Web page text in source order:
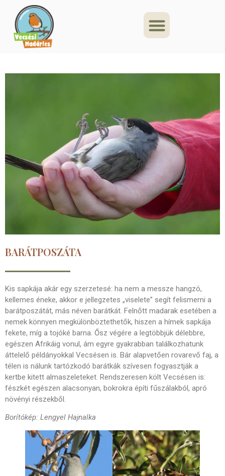
BARÁTPOSZÁTA
Kis sapkája akár egy szerzetesé: ha nem a messze hangzó,
kellemes éneke, akkor e jellegzetes „viselete” segít felismerni a
barátposzátát, más néven barátkát. Felnőtt madarak esetében a
nemek könnyen megkülönböztethetők, hiszen a hímek sapkája
fekete, míg a tojóké barna. Ősz végére a legtöbbjük délebbre,
egészen Afrikáig vonul, ám egyre gyakrabban találkozhatunk
áttelelő példányokkal Vecsésen is. Bár alapvetően rovarevő faj, a
télen is nálunk tartózkodó barátkák szívesen fogyasztják a
kertbe kitett almaszeleteket. Rendszeresen költ Vecsésen is:
fészkét egészen alacsonyan, bokrokra építi fűszálakból, apró
növényi részekből.
Borítókép: Lengyel Hajnalka